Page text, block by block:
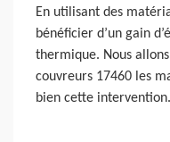
En utilisant des
bénéficier d’un gain
thermique. Nous
couvreurs 17460 les
bien cette intervention.